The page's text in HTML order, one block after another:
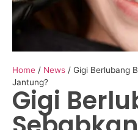
Home / News / Gigi Berlubang
Jantung?
Gigi